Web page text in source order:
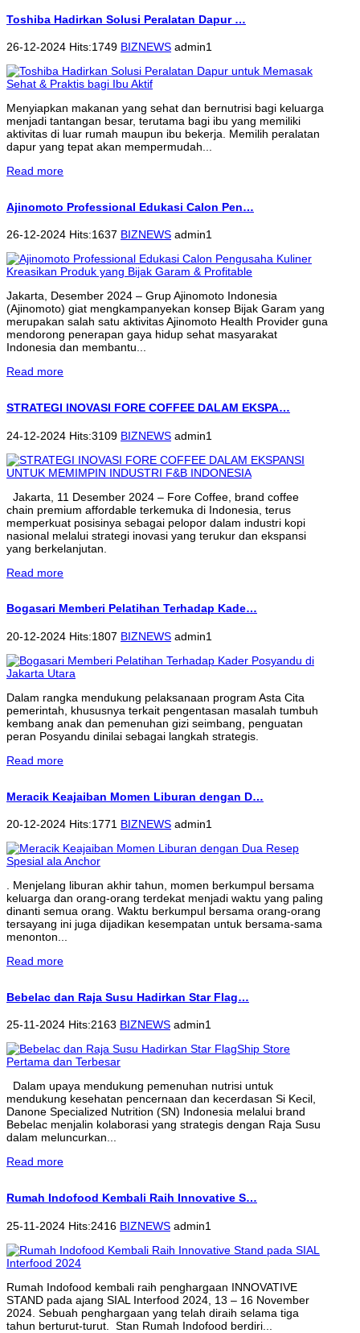
Toshiba Hadirkan Solusi Peralatan Dapur …
26-12-2024 Hits:1749 BIZNEWS admin1
Menyiapkan makanan yang sehat dan bernutrisi bagi keluarga
menjadi tantangan besar, terutama bagi ibu yang memiliki
aktivitas di luar rumah maupun ibu bekerja. Memilih peralatan
dapur yang tepat akan mempermudah...
Read more
Ajinomoto Professional Edukasi Calon Pen…
26-12-2024 Hits:1637 BIZNEWS admin1
Jakarta, Desember 2024 – Grup Ajinomoto Indonesia
(Ajinomoto) giat mengkampanyekan konsep Bijak Garam yang
merupakan salah satu aktivitas Ajinomoto Health Provider guna
mendorong penerapan gaya hidup sehat masyarakat
Indonesia dan membantu...
Read more
STRATEGI INOVASI FORE COFFEE DALAM EKSPA…
24-12-2024 Hits:3109 BIZNEWS admin1
Jakarta, 11 Desember 2024 – Fore Coffee, brand coffee
chain premium affordable terkemuka di Indonesia, terus
memperkuat posisinya sebagai pelopor dalam industri kopi
nasional melalui strategi inovasi yang terukur dan ekspansi
yang berkelanjutan.
Read more
Bogasari Memberi Pelatihan Terhadap Kade…
20-12-2024 Hits:1807 BIZNEWS admin1
Dalam rangka mendukung pelaksanaan program Asta Cita
pemerintah, khususnya terkait pengentasan masalah tumbuh
kembang anak dan pemenuhan gizi seimbang, penguatan
peran Posyandu dinilai sebagai langkah strategis.
Read more
Meracik Keajaiban Momen Liburan dengan D…
20-12-2024 Hits:1771 BIZNEWS admin1
. Menjelang liburan akhir tahun, momen berkumpul bersama
keluarga dan orang-orang terdekat menjadi waktu yang paling
dinanti semua orang. Waktu berkumpul bersama orang-orang
tersayang ini juga dijadikan kesempatan untuk bersama-sama
menonton...
Read more
Bebelac dan Raja Susu Hadirkan Star Flag…
25-11-2024 Hits:2163 BIZNEWS admin1
Dalam upaya mendukung pemenuhan nutrisi untuk
mendukung kesehatan pencernaan dan kecerdasan Si Kecil,
Danone Specialized Nutrition (SN) Indonesia melalui brand
Bebelac menjalin kolaborasi yang strategis dengan Raja Susu
dalam meluncurkan...
Read more
Rumah Indofood Kembali Raih Innovative S…
25-11-2024 Hits:2416 BIZNEWS admin1
Rumah Indofood kembali raih penghargaan INNOVATIVE
STAND pada ajang SIAL Interfood 2024, 13 – 16 November
2024. Sebuah penghargaan yang telah diraih selama tiga
tahun berturut-turut. Stan Rumah Indofood berdiri...